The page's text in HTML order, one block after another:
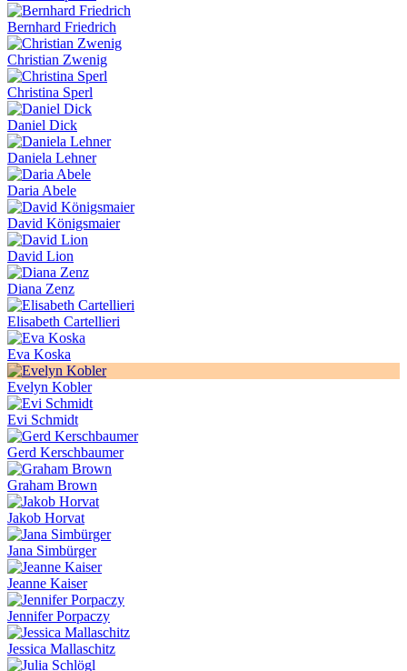
Bernhard Friedrich
Christian Zwenig
Christina Sperl
Daniel Dick
Daniela Lehner
Daria Abele
David Königsmaier
David Lion
Diana Zenz
Elisabeth Cartellieri
Eva Koska
Evelyn Kobler
Evi Schmidt
Gerd Kerschbaumer
Graham Brown
Jakob Horvat
Jana Simbürger
Jeanne Kaiser
Jennifer Porpaczy
Jessica Mallaschitz